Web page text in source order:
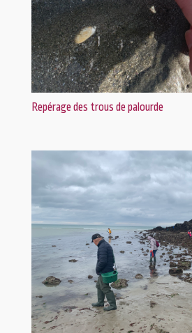
Repérage des trous de palourde